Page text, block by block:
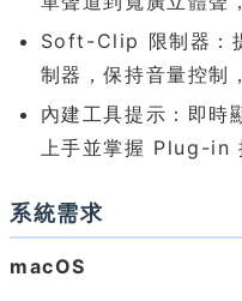
Soft-Clip 限制器：
制器，保持音量控制
內建工具提示：即時
上手並掌握 Plug-in
系統需求
macOS